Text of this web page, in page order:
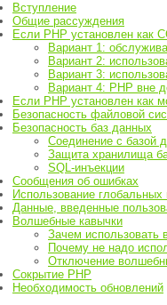
Вступление
Общие рассуждения
Если PHP установлен как
Вариант 1:
Вариант 2:
Вариант 3:
Вариант 4: PHP вне
Если PHP установлен как
Безопасность файловой
Безопасность баз данных
Соединение с базой
Защита хранилища
SQL-инъекции
Сообщения об ошибках
Использование
Данные, введенные
Волшебные кавычки
Зачем использовать
Почему не надо
Отключение
Сокрытие PHP
Необходимость обновлений